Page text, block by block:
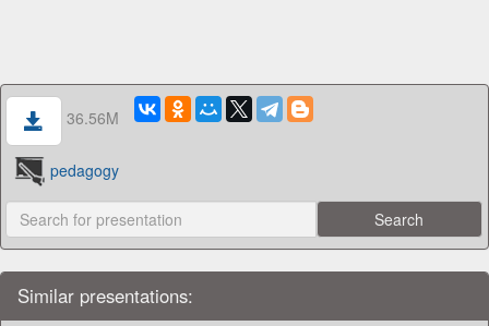
36.56M
pedagogy
Similar presentations: